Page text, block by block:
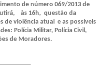
de número 069/2013 de
às 16h, questão da
de violência atual e as possíveis
Polícia Militar, Polícia Civil,
de Moradores.